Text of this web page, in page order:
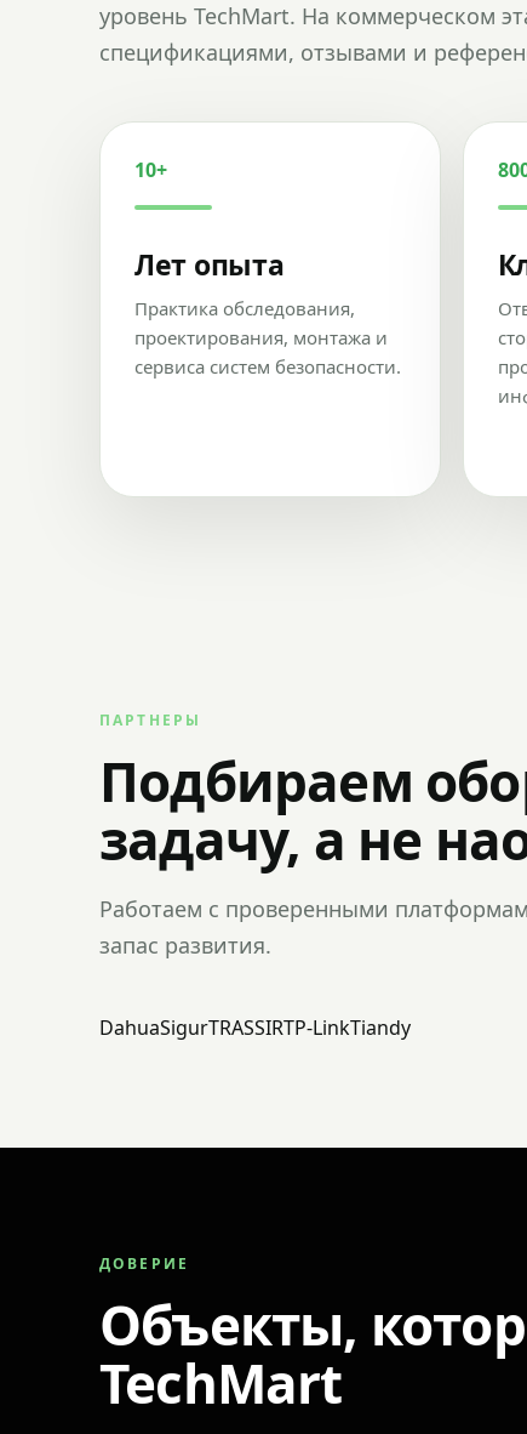
уровень TechMart. На коммерческом
спецификациями, отзывами и
10+
Лет опыта
Практика обследования,
проектирования, монтажа и
сервиса систем безопасности.
ПАРТНЕРЫ
Подбираем
задачу, а не
Работаем с проверенными
запас развития.
DahuaSigurTRASSIRTP-LinkTiandy
ДОВЕРИЕ
Объекты,
TechMart